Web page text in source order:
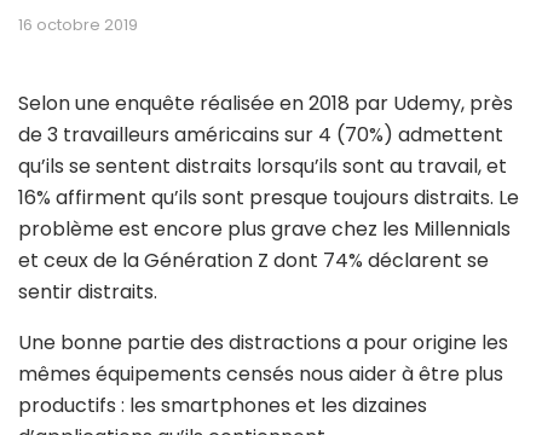
16 octobre 2019
Selon une enquête réalisée en 2018 par Udemy, près
de 3 travailleurs américains sur 4 (70%) admettent
qu’ils se sentent distraits lorsqu’ils sont au travail, et
16% affirment qu’ils sont presque toujours distraits. Le
problème est encore plus grave chez les Millennials
et ceux de la Génération Z dont 74% déclarent se
sentir distraits.
Une bonne partie des distractions a pour origine les
mêmes équipements censés nous aider à être plus
productifs : les smartphones et les dizaines